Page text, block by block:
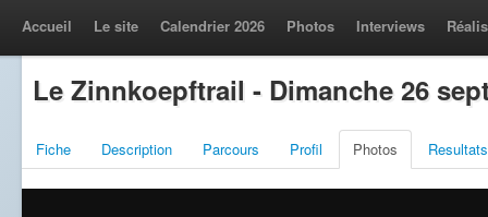
Accueil Le site Calendrier 2026 Photos Interviews
Le Zinnkoepftrail - Dimanche 26
Fiche Description Parcours Profil Photos Resultats